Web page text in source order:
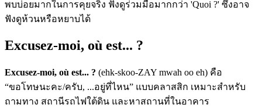
พบบ่อยมากในการคุยจริง ฟังดูร่วมมือมากกว่า 'Quoi ?' ซึ่งอาจ
ฟังดูห้วนหรือหยาบได้
Excusez-moi, où est... ?
Excusez-moi, où est... ? (ehk-skoo-ZAY mwah oo eh) คือ
“ขอโทษนะคะ/ครับ, ...อยู่ที่ไหน” แบบคลาสสิก เหมาะสำหรับ
ถามทาง สถานีรถไฟใต้ดิน และหาสถานที่ในอาคาร